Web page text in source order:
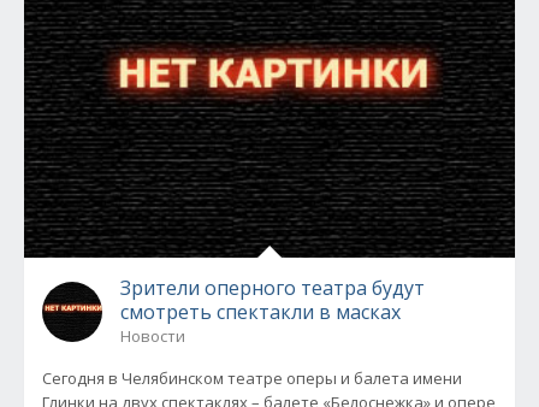
Зрители оперного театра будут
смотреть спектакли в масках
Новости
Сегодня в Челябинском театре оперы и балета имени
Глинки на двух спектаклях – балете «Белоснежка» и опере